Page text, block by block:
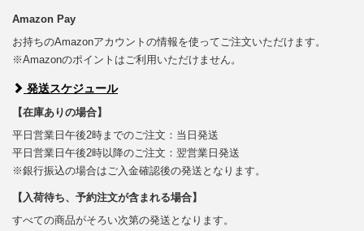
Amazon Pay
お持ちのAmazonアカウントの情報を使ってご注文いただけます。
※Amazonのポイントはご利用いただけません。
発送スケジュール
【在庫ありの場合】
平日営業日午後2時までのご注文：当日発送
平日営業日午後2時以降のご注文：翌営業日発送
※銀行振込の場合はご入金確認後の発送となります。
【入荷待ち、予約注文が含まれる場合】
すべての商品がそろい次第の発送となります。